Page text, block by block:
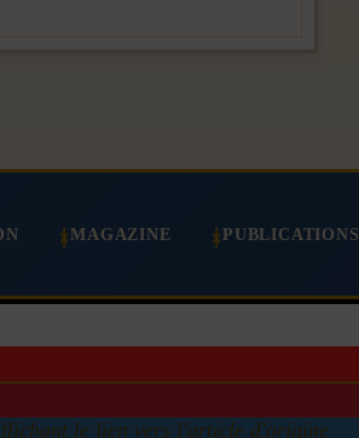
MAGAZINE PUBLICATIONS
le lien vers l'article d'origine